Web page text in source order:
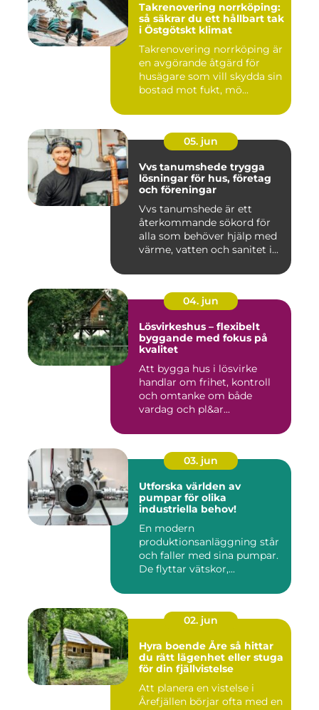
Takrenovering norrköping:
så säkrar du ett hållbart tak
i Östgötskt klimat
Takrenovering norrköping är
en avgörande åtgärd för
husägare som vill skydda sin
bostad mot fukt, mö...
05. jun
Vvs tanumshede trygga
lösningar för hus, företag
och föreningar
Vvs tanumshede är ett
återkommande sökord för
alla som behöver hjälp med
värme, vatten och sanitet i...
04. jun
Lösvirkeshus – flexibelt
byggande med fokus på
kvalitet
Att bygga hus i lösvirke
handlar om frihet, kontroll
och omtanke om både
vardag och pl&ar...
03. jun
Utforska världen av
pumpar för olika
industriella behov!
En modern
produktionsanläggning står
och faller med sina pumpar.
De flyttar vätskor,...
02. jun
Hyra boende Åre så hittar
du rätt lägenhet eller stuga
för din fjällvistelse
Att planera en vistelse i
Årefjällen börjar ofta med en